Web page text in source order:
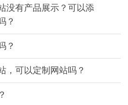
没有产品展示？可以添
？
？
，可以定制网站吗？